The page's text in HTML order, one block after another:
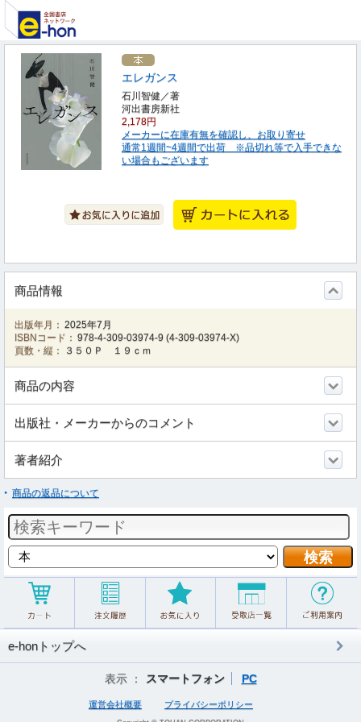
エレガンス
石川智健／著
河出書房新社
2,178円
メーカーに在庫有無を確認し、お取り寄せ
通常1週間~4週間で出荷 ※品切れ等で入手できな
い場合もございます
商品情報
出版年月： 2025年7月
ISBNコード： 978-4-309-03974-9 (4-309-03974-X)
頁数・縦：
３５０Ｐ １９ｃｍ
商品の内容
出版社・メーカーからのコメント
著者紹介
商品の返品について
e-honトップへ
表示 ： スマートフォン PC
運営会社概要 プライバシーポリシー